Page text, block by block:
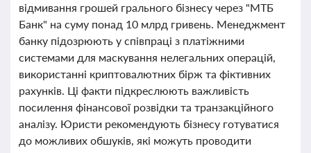
відмивання грошей грального бізнесу через "МТБ
Банк" на суму понад 10 млрд гривень. Менеджмент
банку підозрюють у співпраці з платіжними
системами для маскування нелегальних операцій,
використанні криптовалютних бірж та фіктивних
рахунків. Ці факти підкреслюють важливість
посилення фінансової розвідки та транзакційного
аналізу. Юристи рекомендують бізнесу готуватися
до можливих обшуків, які можуть проводити